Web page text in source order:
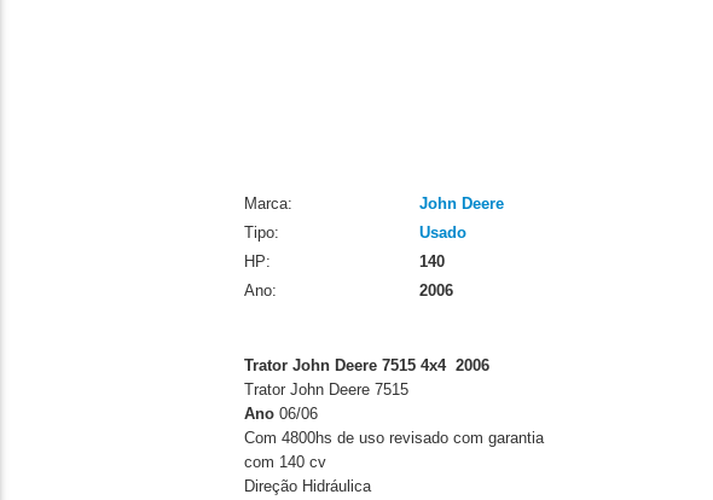
Marca:
John Deere
Tipo:
Usado
HP:
140
Ano:
2006
Trator John Deere 7515 4x4 2006
Trator John Deere 7515
Ano 06/06
Com 4800hs de uso revisado com garantia
com 140 cv
Direção Hidráulica